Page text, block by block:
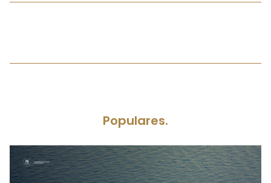
Populares.